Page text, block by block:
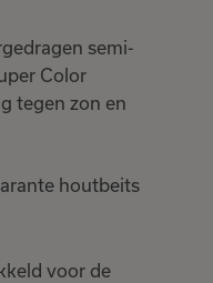
semi-
Color
tegen zon en
houtbeits
voor de